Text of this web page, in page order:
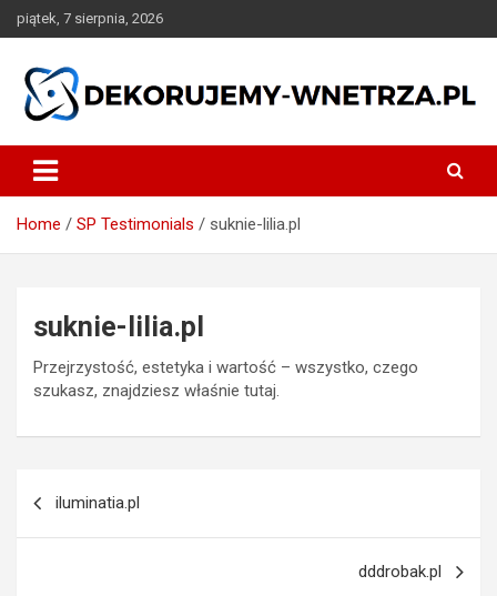
Skip
to
piątek, 7 sierpnia, 2026
dekorujemy-wnetrza.pl
Home SP Testimonials suknie-lilia.pl
suknie-lilia.pl
Przejrzystość, estetyka i wartość – wszystko, czego
szukasz, znajdziesz właśnie tutaj.
iluminatia.pl
dddrobak.pl